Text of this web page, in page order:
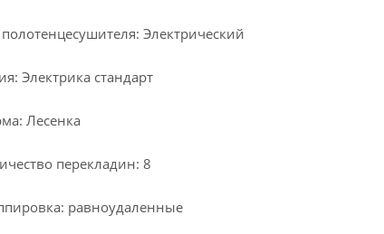
Электрический
Электрика стандарт
Лесенка
перекладин: 8
равноудаленные